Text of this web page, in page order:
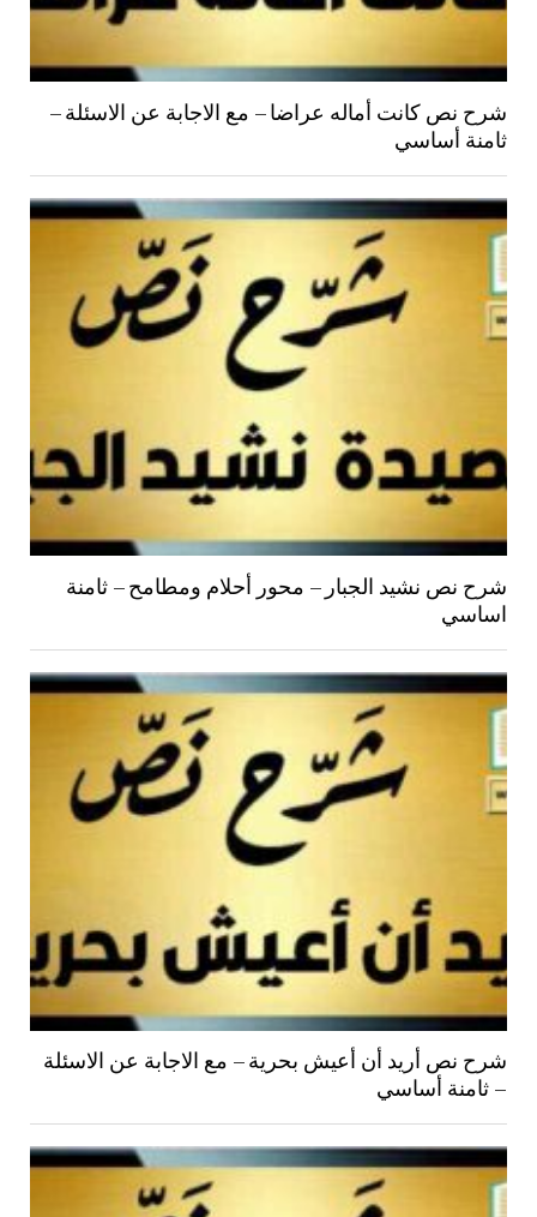
شرح نص كانت أماله عراضا – مع الاجابة عن الاسئلة –
ثامنة أساسي
شرح نص نشيد الجبار – محور أحلام ومطامح – ثامنة
اساسي
شرح نص أريد أن أعيش بحرية – مع الاجابة عن الاسئلة
– ثامنة أساسي